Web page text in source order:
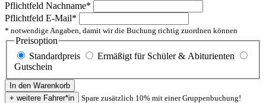
Pflichtfeld Nachname*
Pflichtfeld E-Mail*
* notwendige Angaben, damit wir die Buchung richtig zuordnen können
Preisoption
Standardpreis
Ermäßigt für Schüler & Abiturienten
Gutschein
Spare zusätzlich 10% mit einer Gruppenbuchung!